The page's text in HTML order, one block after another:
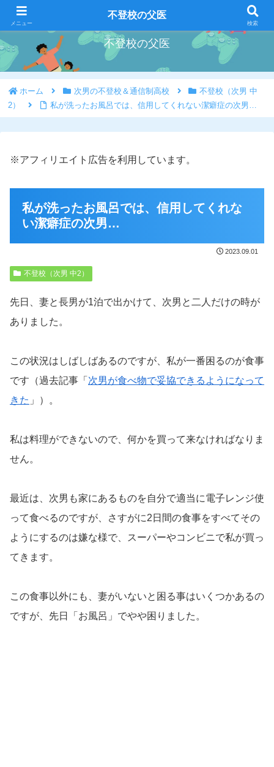
好きな事を好きな時にやろう
不登校の父医
ホーム 次男の不登校＆通信制高校
不登校（次男 中
2）
私が洗ったお風呂では、信用してくれない潔癖症の次男…
※アフィリエイト広告を利用しています。
私が洗ったお風呂では、信用してくれな
い潔癖症の次男…
2023.09.01
不登校（次男 中2）
先日、妻と長男が1泊で出かけて、次男と二人だけの時が
ありました。
この状況はしばしばあるのですが、私が一番困るのが食事
です（過去記事「 次男が食べ物で妥協できるようになって
きた 」）。
私は料理ができないので、何かを買って来なければなりま
せん。
最近は、次男も家にあるものを自分で適当に電子レンジ使
って食べるのですが、さすがに2日間の食事をすべてその
ようにするのは嫌な様で、スーパーやコンビニで私が買っ
てきます。
この食事以外にも、妻がいないと困る事はいくつかあるの
ですが、先日「お風呂」でやや困りました。
メニュー
不登校の父医
検索